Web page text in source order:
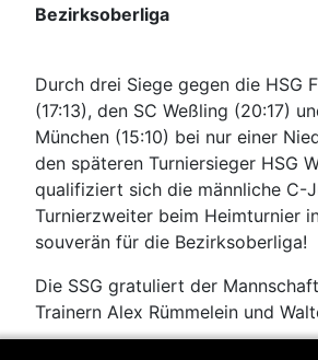
Bezirksoberliga
Durch drei Siege gegen die HSG
(17:13), den SC Weßling (20:17)
München (15:10) bei nur einer
den späteren Turniersieger HSG
qualifiziert sich die männliche C-
Turnierzweiter beim Heimturnier
souverän für die Bezirksoberliga!
Die SSG gratuliert der
Trainern Alex Rümmelein und